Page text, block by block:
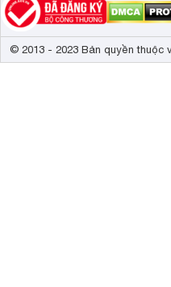
© 2013 - 2023 Bản quyền thuộc